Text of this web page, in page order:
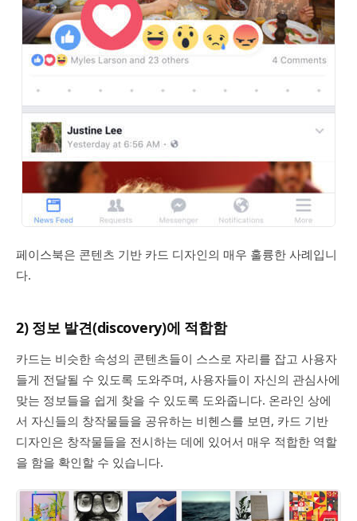
페이스북은 콘텐츠 기반 카드 디자인의 매우 훌륭한 사례입니
다.
2) 정보 발견(discovery)에 적합함
카드는 비슷한 속성의 콘텐츠들이 스스로 자리를 잡고 사용자
들게 전달될 수 있도록 도와주며, 사용자들이 자신의 관심사에
맞는 정보들을 쉽게 찾을 수 있도록 도와줍니다. 온라인 상에
서 자신들의 창작물들을 공유하는 비헨스를 보면, 카드 기반
디자인은 창작물들을 전시하는 데에 있어서 매우 적합한 역할
을 함을 확인할 수 있습니다.